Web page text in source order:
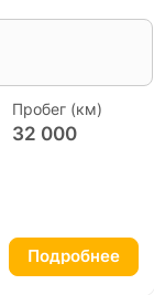
Пробег (км)
32 000
Подробнее